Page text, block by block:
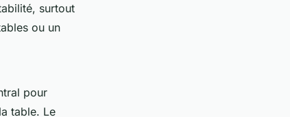
surtout
ou un
pour
table. Le